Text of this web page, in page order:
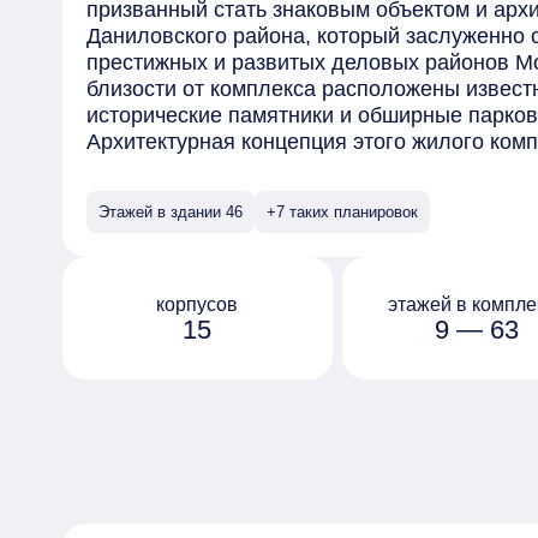
призванный стать знаковым объектом и
Даниловского района, который заслуженно
престижных и развитых деловых районов
близости от комплекса расположены
исторические памятники и обширные
Архитектурная концепция этого жилого
количеством комнат, от одной до четырех.
Благоустройство территории комплекса
потребностей всех категорий жильцов.
разработали концепцию многоуровневого
Этажей в здании 46 +7 таких планировок
15
корпусов
9 — 63
этажей в